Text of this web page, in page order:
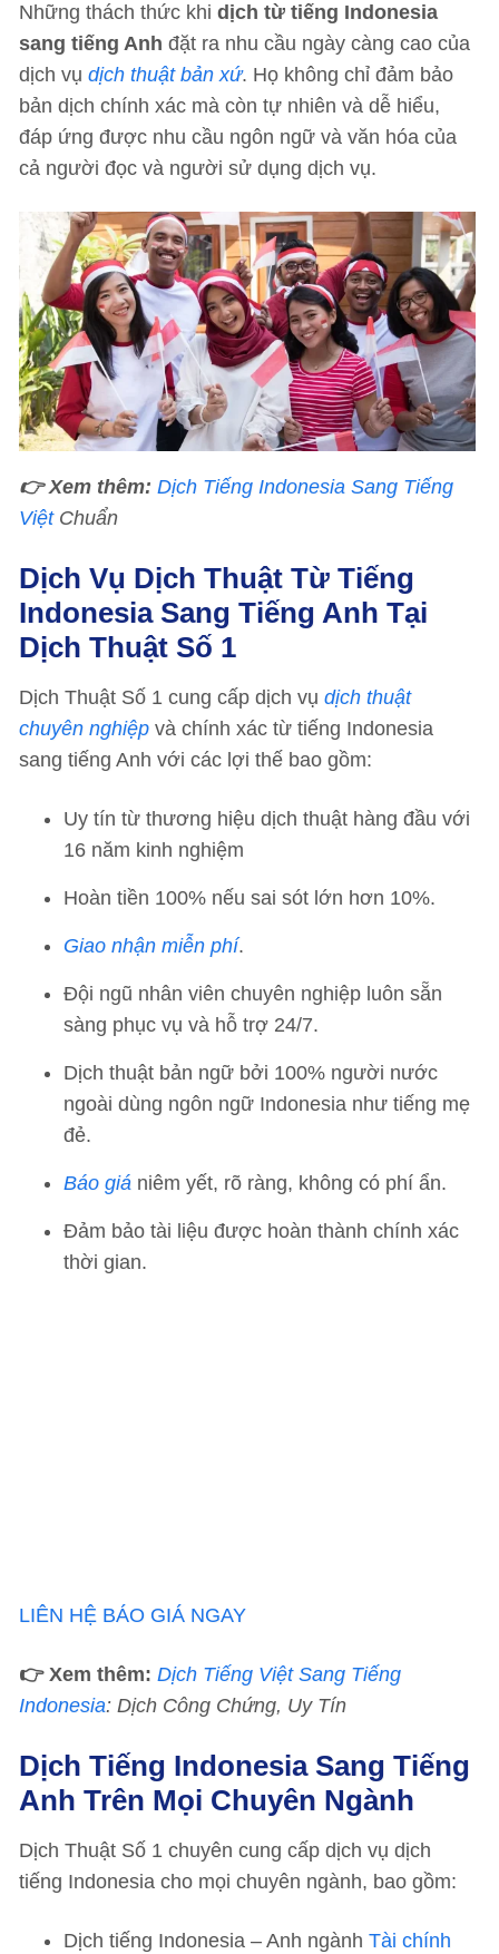
Những thách thức khi dịch từ tiếng Indonesia
sang tiếng Anh đặt ra nhu cầu ngày càng cao của
dịch vụ dịch thuật bản xứ. Họ không chỉ đảm bảo
bản dịch chính xác mà còn tự nhiên và dễ hiểu,
đáp ứng được nhu cầu ngôn ngữ và văn hóa của
cả người đọc và người sử dụng dịch vụ.
👉 Xem thêm: Dịch Tiếng Indonesia Sang Tiếng
ViệtChuẩn
Dịch Vụ Dịch Thuật Từ Tiếng
Indonesia Sang Tiếng Anh Tại
Dịch Thuật Số 1
Dịch Thuật Số 1 cung cấp dịch vụ dịch thuật
chuyên nghiệp và chính xác từ tiếng Indonesia
sang tiếng Anh với các lợi thế bao gồm:
Uy tín từ thương hiệu dịch thuật hàng đầu với
16 năm kinh nghiệm
Hoàn tiền 100% nếu sai sót lớn hơn 10%.
Giao nhận miễn phí.
Đội ngũ nhân viên chuyên nghiệp luôn sẵn
sàng phục vụ và hỗ trợ 24/7.
Dịch thuật bản ngữ bởi 100% người nước
ngoài dùng ngôn ngữ Indonesia như tiếng mẹ
đẻ.
Báo giá niêm yết, rõ ràng, không có phí ẩn.
Đảm bảo tài liệu được hoàn thành chính xác
thời gian.
LIÊN HỆ BÁO GIÁ NGAY
👉 Xem thêm: Dịch Tiếng Việt Sang Tiếng
Indonesia: Dịch Công Chứng, Uy Tín
Dịch Tiếng Indonesia Sang Tiếng
Anh Trên Mọi Chuyên Ngành
Dịch Thuật Số 1 chuyên cung cấp dịch vụ dịch
tiếng Indonesia cho mọi chuyên ngành, bao gồm:
Dịch tiếng Indonesia – Anh ngành Tài chính